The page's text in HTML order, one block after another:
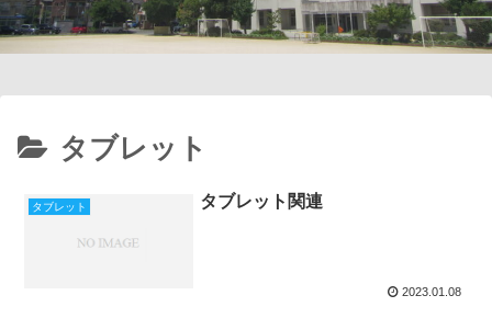
タブレット
タブレット タブレット関連
2023.01.08